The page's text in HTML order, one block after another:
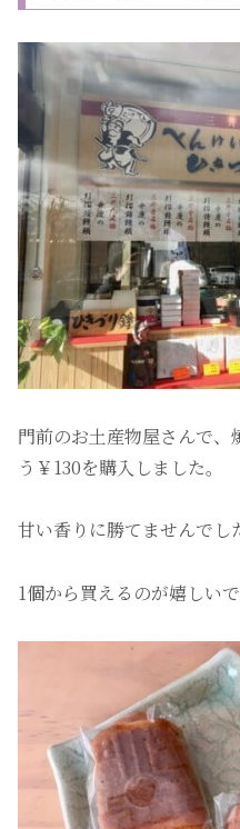
門前のお土産物屋さんで、
う￥130を購入しました。
甘い香りに勝てませんでし
1個から買えるのが嬉しいで